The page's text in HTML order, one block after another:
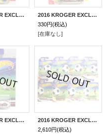
2016 KROGER EXCLUSIVE SOCCER SERIES 【YUR SO FAST】 BLACK-YELLOW/PR5
2016 KROGER EXCLUSIVE SOCCER SERIES 【PROTOTYPE H-24】 RED-YELLOW/O5
330円(税込)
[在庫なし]
2016 KROGER EXCLUSIVE SOCCER SERIES 【MUSCLE TONE】 WHITE/PR5
2016 KROGER EXCLUSIVE SOCCER SERIES 【8種セット】STREET SHAKER/AVANT GARAGE/CIRCLE TRUCKER/GOLDEN ARROW/MUSCLE TONE/PROTOTYPE H-24/IMPARABLE/YUR SO FAST
2,610円(税込)